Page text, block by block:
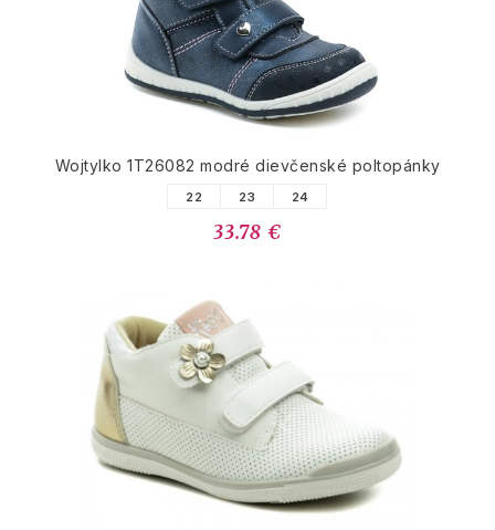
Wojtylko 1T26082 modré dievčenské poltopánky
22 23 24
33.78 €